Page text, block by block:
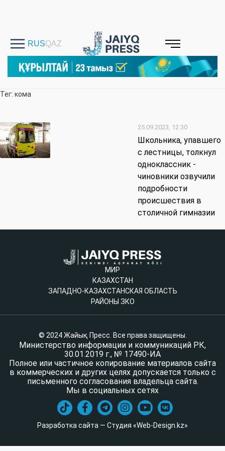
Тег: кома
25.09.2023, 12:30
Школьника, упавшего
с лестницы, толкнул
одноклассник -
чиновники озвучили
подробности
происшествия в
столичной гимназии
МИР
КАЗАХСТАН
ЗАПАДНО-КАЗАХСТАНСКАЯ ОБЛАСТЬ
РАЙОНЫ ЗКО
© 2024 Жайық Пресс. Все права защищены.
Министерство информации и коммуникаций РК,
30.01.2019 г., № 17490-ИА
Полное или частичное копирование материалов сайта
в коммерческих и других целях допускается только с
письменного согласования владельца сайта.
Мы в социальных сетях
Разработка сайта — Студия «Web-Design.kz»